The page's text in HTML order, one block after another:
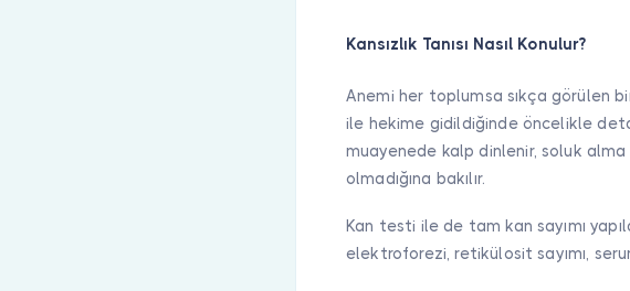
Kansızlık Tanısı Nasıl Konulur?
Anemi her toplumsa sıkça görülen
ile hekime gidildiğinde öncelikle
muayenede kalp dinlenir, soluk
olmadığına bakılır.
Kan testi ile de tam kan sayımı
elektroforezi, retikülosit sayımı,